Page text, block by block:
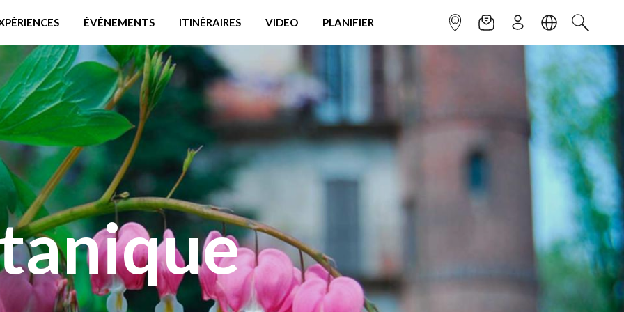
ÉVÉNEMENTS ITINÉRAIRES VIDEO PLANIFIER POINT INFONEWSLETTER
S'INSCRIRELANGUE